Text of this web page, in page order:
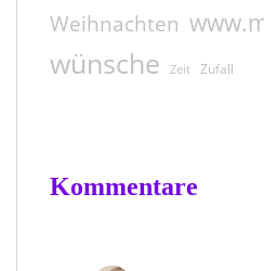
Weihnachten
wünsche Zeit Zufall
Kommentare